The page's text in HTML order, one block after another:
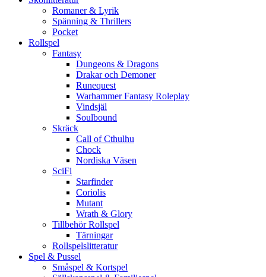
Romaner & Lyrik
Spänning & Thrillers
Pocket
Rollspel
Fantasy
Dungeons & Dragons
Drakar och Demoner
Runequest
Warhammer Fantasy Roleplay
Vindsjäl
Soulbound
Skräck
Call of Cthulhu
Chock
Nordiska Väsen
SciFi
Starfinder
Coriolis
Mutant
Wrath & Glory
Tillbehör Rollspel
Tärningar
Rollspelslitteratur
Spel & Pussel
Småspel & Kortspel